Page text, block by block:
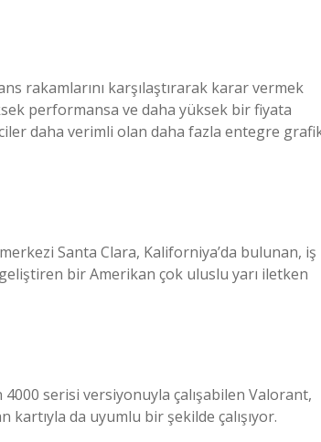
rakamlarını karşılaştırarak karar vermek
performansa ve daha yüksek bir fiyata
daha verimli olan daha fazla entegre
Santa Clara, Kaliforniya’da bulunan, iş
bir Amerikan çok uluslu yarı iletken
serisi versiyonuyla çalışabilen Valorant,
da uyumlu bir şekilde çalışıyor.